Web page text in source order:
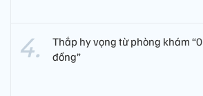
Thắp hy vọng từ phòng khám “0
đồng”